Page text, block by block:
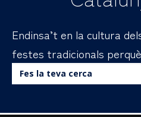
Endinsa’t en la cultura
festes tradicionals